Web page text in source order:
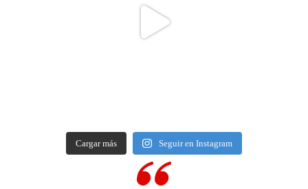
Cargar más Seguir en Instagram